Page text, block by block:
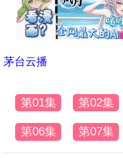
茅台云播
第01集 第02集
第06集 第07集